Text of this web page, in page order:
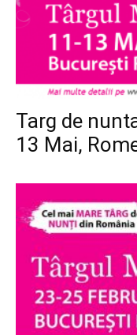
Targ de
13 Mai,